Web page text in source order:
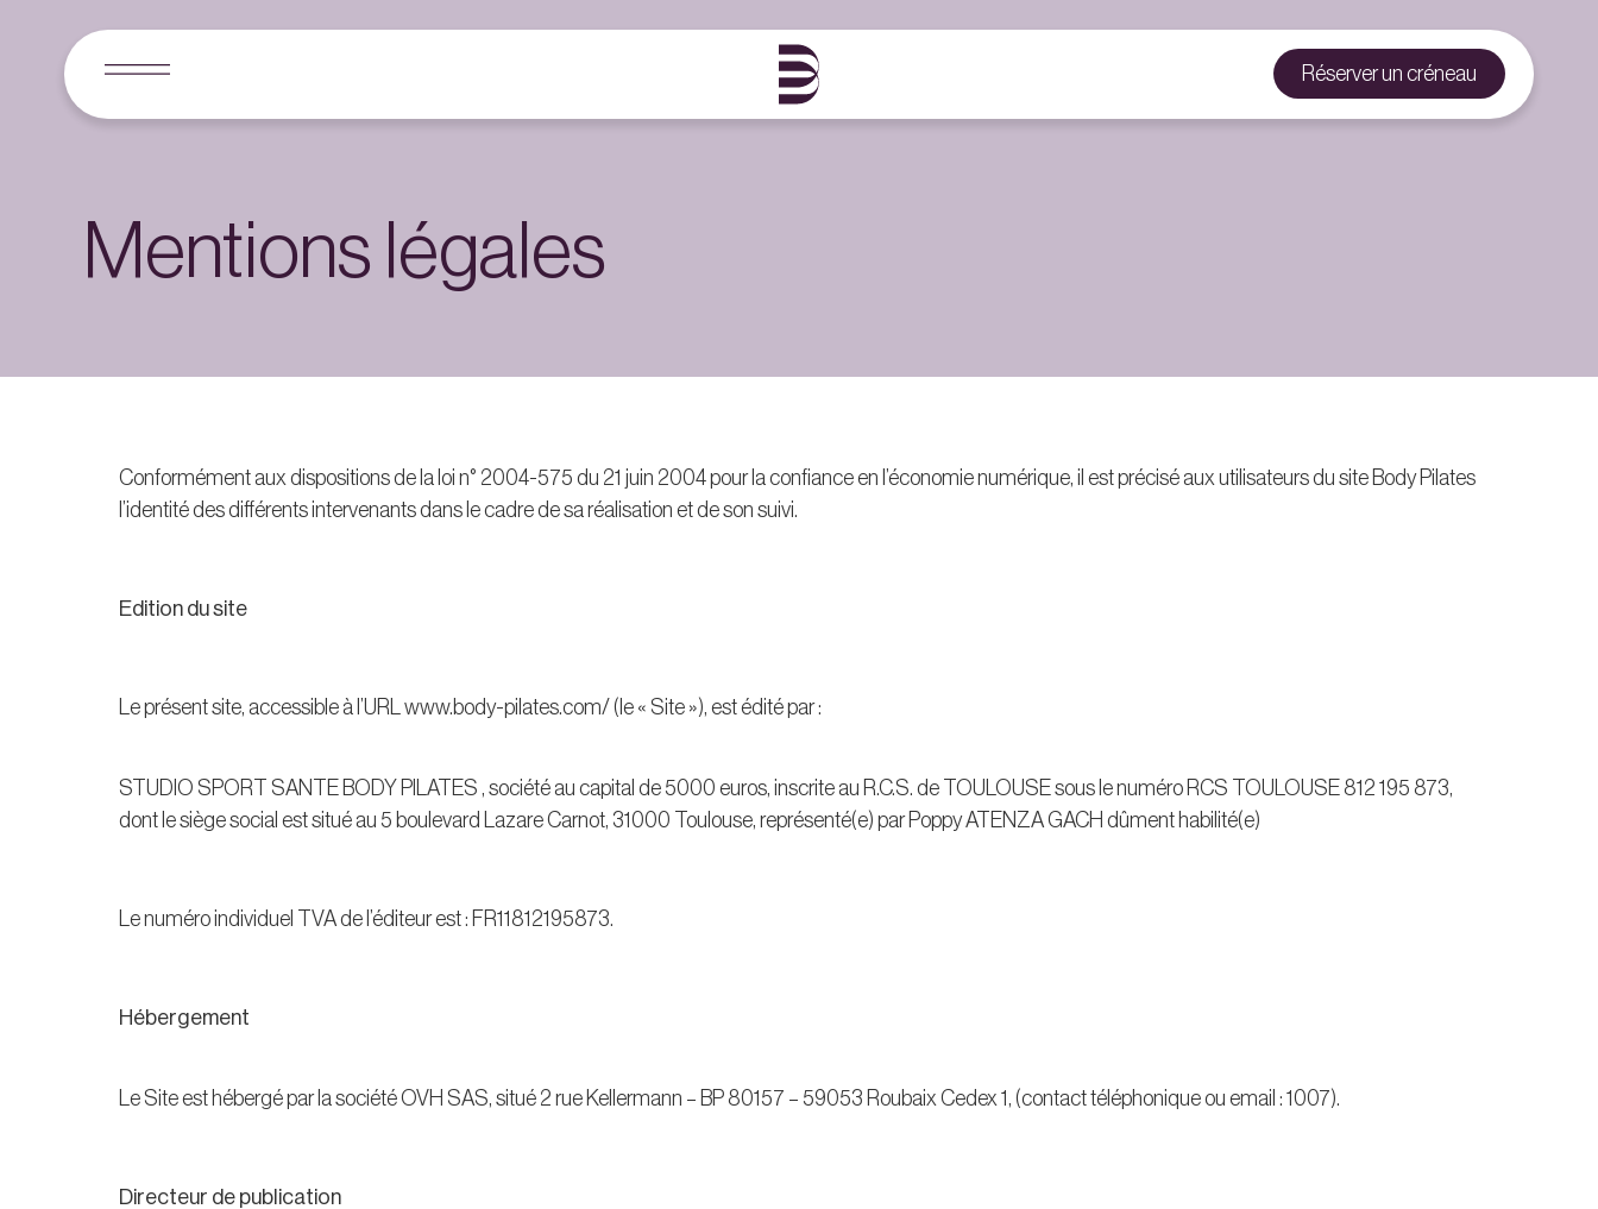
Réserver un créneau
Mentions légales
Conformément aux dispositions de la loi n° 2004-575 du 21 juin 2004 pour la confiance en l’économie numérique, il est précisé aux utilisateurs du site Body Pilates
l’identité des différents intervenants dans le cadre de sa réalisation et de son suivi.
Edition du site
Le présent site, accessible à l’URL www.body-pilates.com/ (le « Site »), est édité par :
STUDIO SPORT SANTE BODY PILATES , société au capital de 5000 euros, inscrite au R.C.S. de TOULOUSE sous le numéro RCS TOULOUSE 812 195 873,
dont le siège social est situé au 5 boulevard Lazare Carnot, 31000 Toulouse, représenté(e) par Poppy ATENZA GACH dûment habilité(e)
Le numéro individuel TVA de l’éditeur est : FR11812195873.
Hébergement
Le Site est hébergé par la société OVH SAS, situé 2 rue Kellermann – BP 80157 – 59053 Roubaix Cedex 1, (contact téléphonique ou email : 1007).
Directeur de publication